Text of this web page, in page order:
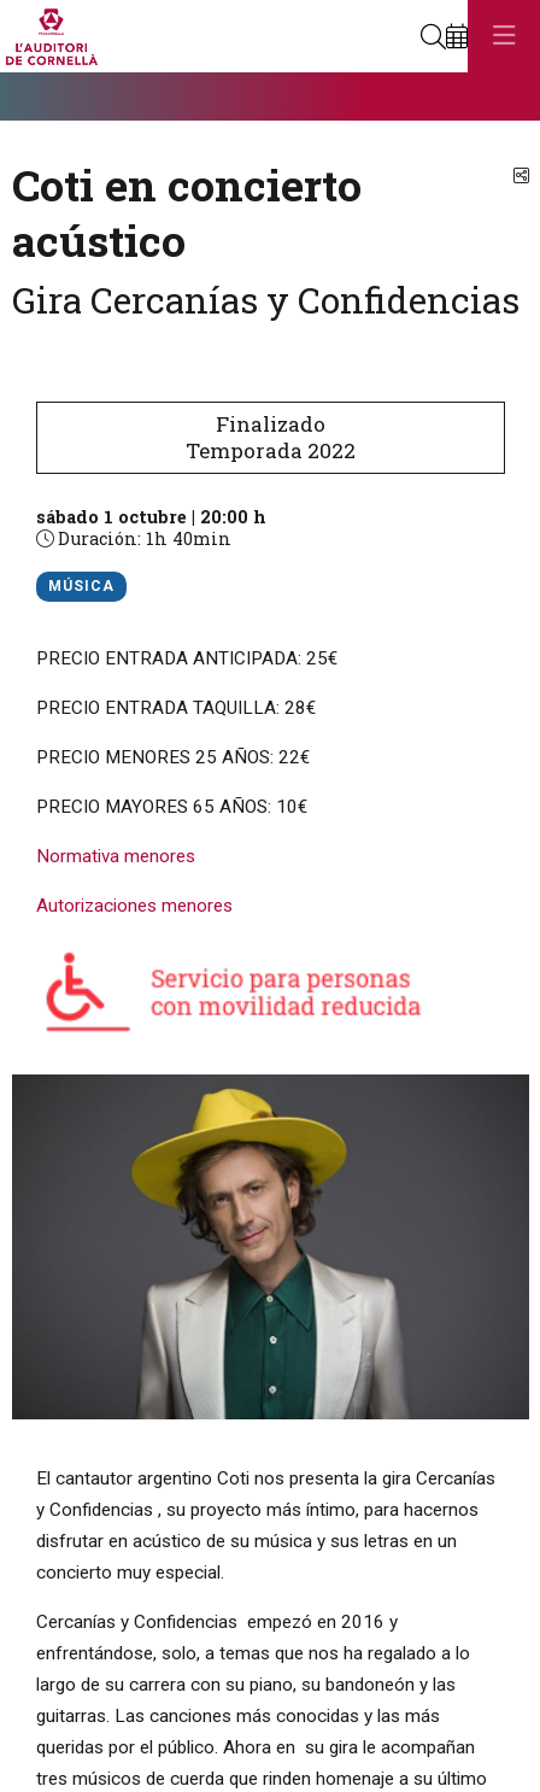
Buscar
Coti en concierto
acústico
Gira Cercanías y Confidencias
Finalizado
Temporada 2022
sábado 1 octubre | 20:00 h
Duración:1h 40min
MÚSICA
PRECIO ENTRADA ANTICIPADA: 25€
PRECIO ENTRADA TAQUILLA: 28€
PRECIO MENORES 25 AÑOS: 22€
PRECIO MAYORES 65 AÑOS: 10€
Normativa menores
Autorizaciones menores
El cantautor argentino Coti nos presenta la gira Cercanías
y Confidencias , su proyecto más íntimo, para hacernos
disfrutar en acústico de su música y sus letras en un
concierto muy especial.
Cercanías y Confidencias empezó en 2016 y
enfrentándose, solo, a temas que nos ha regalado a lo
largo de su carrera con su piano, su bandoneón y las
guitarras. Las canciones más conocidas y las más
queridas por el público. Ahora en su gira le acompañan
tres músicos de cuerda que rinden homenaje a su último